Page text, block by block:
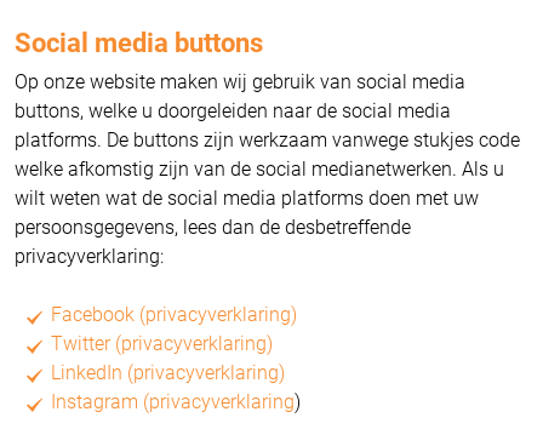
Social media buttons
Op onze website maken wij gebruik van social media
buttons, welke u doorgeleiden naar de social media
platforms. De buttons zijn werkzaam vanwege stukjes code
welke afkomstig zijn van de social medianetwerken. Als u
wilt weten wat de social media platforms doen met uw
persoonsgegevens, lees dan de desbetreffende
privacyverklaring:
Facebook (privacyverklaring)
Twitter (privacyverklaring)
LinkedIn (privacyverklaring)
Instagram (privacyverklaring)